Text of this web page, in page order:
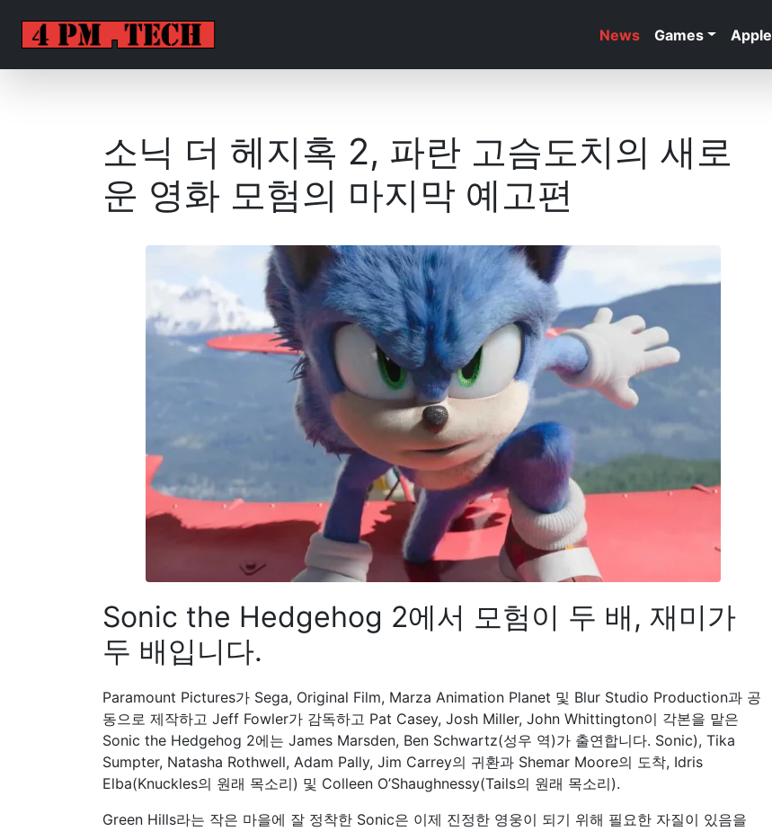
News Games Apple
소닉 더 헤지혹 2, 파란 고슴도치의 새로
운 영화 모험의 마지막 예고편
Sonic the Hedgehog 2에서 모험이 두 배, 재미가
두 배입니다.
Paramount Pictures가 Sega, Original Film, Marza Animation Planet 및 Blur Studio Production과 공
동으로 제작하고 Jeff Fowler가 감독하고 Pat Casey, Josh Miller, John Whittington이 각본을 맡은
Sonic the Hedgehog 2에는 James Marsden, Ben Schwartz(성우 역)가 출연합니다. Sonic), Tika
Sumpter, Natasha Rothwell, Adam Pally, Jim Carrey의 귀환과 Shemar Moore의 도착, Idris
Elba(Knuckles의 원래 목소리) 및 Colleen O’Shaughnessy(Tails의 원래 목소리).
Green Hills라는 작은 마을에 잘 정착한 Sonic은 이제 진정한 영웅이 되기 위해 필요한 자질이 있음을